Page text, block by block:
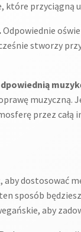
przyciągną
Odpowiednie
stworzy
przez całą
aby dostosować
sposób
aby